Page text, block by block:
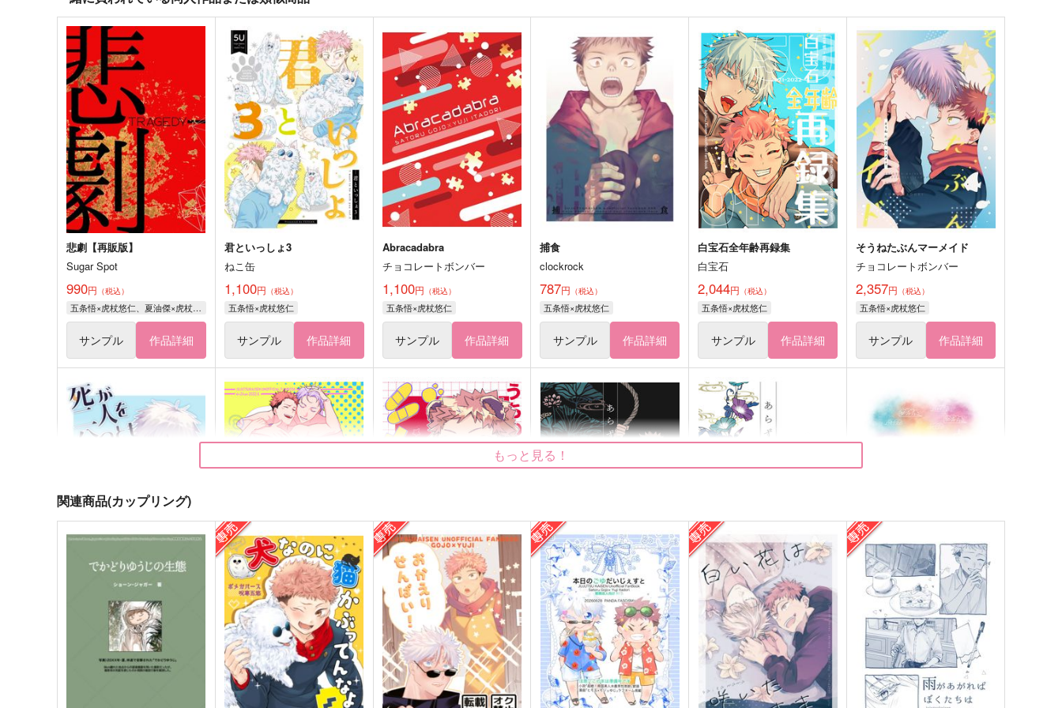
悲劇【再販版】
Sugar Spot
990円 （税込）
五条悟×虎杖悠仁、夏油傑×虎杖悠仁
サンプル 作品詳細
君といっしょ3
ねこ缶
1,100円 （税込）
五条悟×虎杖悠仁
サンプル 作品詳細
Abracadabra
チョコレートボンバー
1,100円 （税込）
五条悟×虎杖悠仁
サンプル 作品詳細
捕食
clockrock
787円 （税込）
五条悟×虎杖悠仁
サンプル 作品詳細
白宝石全年齢再録集
白宝石
2,044円 （税込）
五条悟×虎杖悠仁
サンプル 作品詳細
そうねたぶんマーメイド
チョコレートボンバー
2,357円 （税込）
五条悟×虎杖悠仁
サンプル 作品詳細
死が二人を分つとも
カニカマチャーハン
（税込）
五条悟×虎杖悠仁
シンデレラフューチャー
AnZ館
1,022円 （税込）
五条悟×虎杖悠仁
サンプル 作品詳細
うちのかわいい子虎ちゃん3
ゴビョウ
629円（税込）
五条悟×虎杖悠仁
サンプル 作品詳細
あらずや五条 第三幕『影結
び』
やまやま
1,315円（税込）
虎杖悠仁
サンプル 作品詳細
あらずや五条 第四幕『月嶺
花』
やまやま
629円（税込）
虎杖悠仁
サンプル 作品詳細
名探偵によろしく
チョコレートボンバー
4,290円（税込）
五条悟×虎杖悠仁
サンプル 作品詳細
もっと見る！
関連商品(カップリング)